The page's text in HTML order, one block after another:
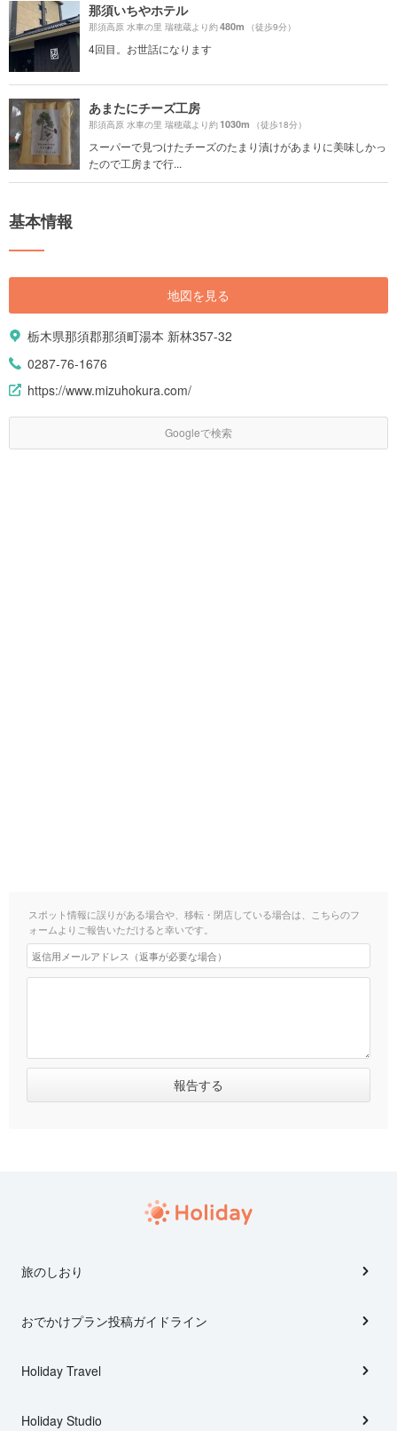
那須いちやホテル
那須高原 水車の里 瑞穂蔵より約480m （徒歩9分）
4回目。お世話になります
あまたにチーズ工房
那須高原 水車の里 瑞穂蔵より約1030m （徒歩18分）
スーパーで見つけたチーズのたまり漬けがあまりに美味しかっ
たので工房まで行...
基本情報
地図を見る
栃木県那須郡那須町湯本 新林357-32
0287-76-1676
https://www.mizuhokura.com/
Googleで検索
スポット情報に誤りがある場合や、移転・閉店している場合は、こちらのフ
ォームよりご報告いただけると幸いです。
旅のしおり
おでかけプラン投稿ガイドライン
Holiday Travel
Holiday Studio